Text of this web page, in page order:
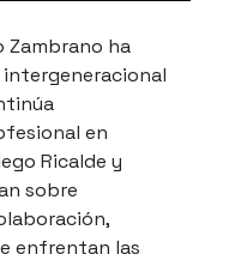
Zambrano ha
en
Ricalde y
sobre
enfrentan las